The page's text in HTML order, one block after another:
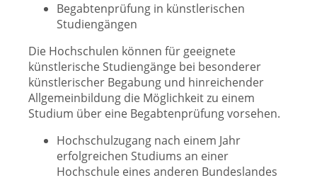
Begabtenprüfung in künstlerischen
Studiengängen
Die Hochschulen können für geeignete
künstlerische Studiengänge bei besonderer
künstlerischer Begabung und hinreichender
Allgemeinbildung die Möglichkeit zu einem
Studium über eine Begabtenprüfung vorsehen.
Hochschulzugang nach einem Jahr
erfolgreichen Studiums an einer
Hochschule eines anderen Bundeslandes